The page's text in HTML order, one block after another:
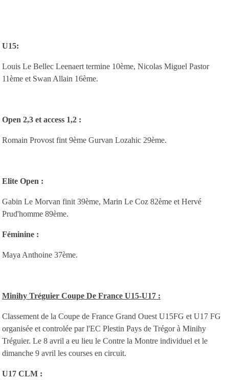
U15:
Louis Le Bellec Leenaert termine 10ème, Nicolas Miguel Pastor
11ème et Swan Allain 16ème.
Open 2,3 et access 1,2 :
Romain Provost fint 9ème Gurvan Lozahic 29ème.
Elite Open :
Gabin Le Morvan finit 39ème, Marin Le Coz 82ème et Hervé
Prud'homme 89ème.
Féminine :
Maya Anthoine 37ème.
Minihy Tréguier Coupe De France U15-U17 :
Classement de la Coupe de France Grand Ouest U15FG et U17 FG
organisée et controlée par l'EC Plestin Pays de Trégor à Minihy
Tréguier. Le 8 avril a eu lieu le Contre la Montre individuel et le
dimanche 9 avril les courses en circuit.
U17 CLM :